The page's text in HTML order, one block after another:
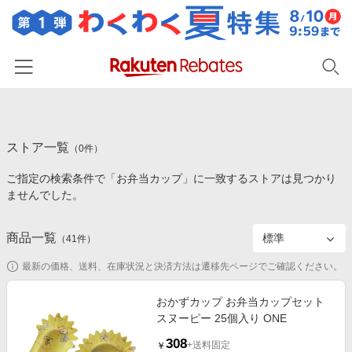
カテゴリー一覧
百貨店・総合ECモール
食品・スイーツ・お酒
コスメ・健康・医薬品
家電・PC・スマホ・カメラ
イベント一覧
初回購入者限定特典
対象ストア新規限定特典
電子書籍特集
楽天ペイ導入ストア
ストア一覧 （0件）
ご指定の検索条件で「お弁当カップ」に一致するストアは見つかり
ませんでした。
商品一覧 （41件）
最新の価格、送料、在庫状況と決済方法は遷移先ページでご確認ください。
おかずカップ お弁当カップセット
スヌーピー 25個入り ONE
￥ 308+送料固定